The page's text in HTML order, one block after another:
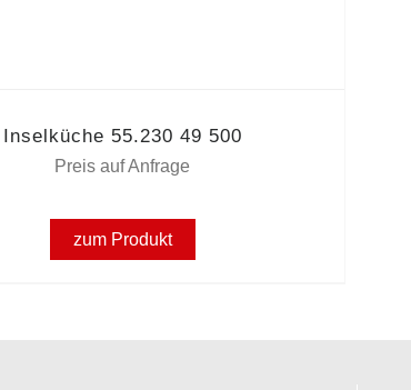
Inselküche 55.230 49 500
Preis auf Anfrage
zum Produkt